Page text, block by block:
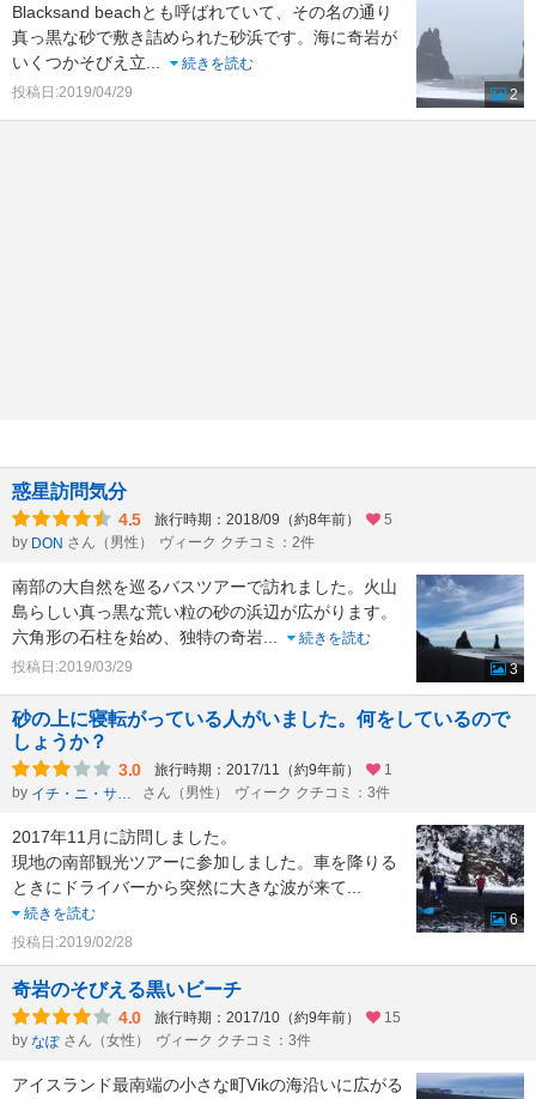
Blacksand beachとも呼ばれていて、その名の通り
真っ黒な砂で敷き詰められた砂浜です。海に奇岩が
いくつかそびえ立
続きを読む
投稿日:2019/04/29
2
惑星訪問気分
4.5 旅行時期：2018/09（約8年前）
5
by DON さん（男性） ヴィーク クチコミ：2件
南部の大自然を巡るバスツアーで訪れました。火山
島らしい真っ黒な荒い粒の砂の浜辺が広がります。
六角形の石柱を始め、独特の奇岩
続きを読む
投稿日:2019/03/29
3
砂の上に寝転がっている人がいました。何をしているので
しょうか？
3.0 旅行時期：2017/11（約9年前）
1
by
イチ・ニ・サン・シー・ニー・ニー さん（男性） ヴィーク クチコミ：3件
2017年11月に訪問しました。
現地の南部観光ツアーに参加しました。車を降りる
ときにドライバーから突然に大きな波が来て
続きを読む
投稿日:2019/02/28
6
奇岩のそびえる黒いビーチ
4.0 旅行時期：2017/10（約9年前）
15
by なぽ さん（女性） ヴィーク クチコミ：3件
アイスランド最南端の小さな町Vikの海沿いに広がる